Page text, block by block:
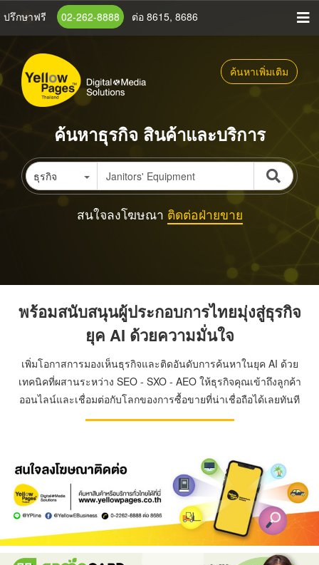
ข้าม
เนื้อหา
หลัก
ปรึกษาฟรี 02-262-8888 ต่อ 8615, 8686
ค้นหาเพิ่มเติม
ค้นหาธุรกิจ สินค้าและบริการ
ธุรกิจ
สนใจลงโฆษณา ติดต่อฝ่ายขาย
พร้อมสนับสนุนผู้ประกอบการไทยมุ่งสู่ธุรกิจ
ยุค AI ด้วยความมั่นใจ
เพิ่มโอกาสการมองเห็นธุรกิจและติดอันดับการค้นหาในยุค AI ด้วย
เทคนิคที่ผสานระหว่าง SEO - SXO - AEO ให้ธุรกิจคุณเข้าถึงลูกค้า
ออนไลน์และเชื่อมต่อกับโลกของการซื้อขายที่น่าเชื่อถือได้เลยทันที